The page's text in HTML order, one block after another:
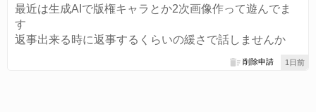
最近は生成AIで版権キャラとか2次画像作って遊んでま
す
返事出来る時に返事するくらいの緩さで話しませんか
1日前
削除申請